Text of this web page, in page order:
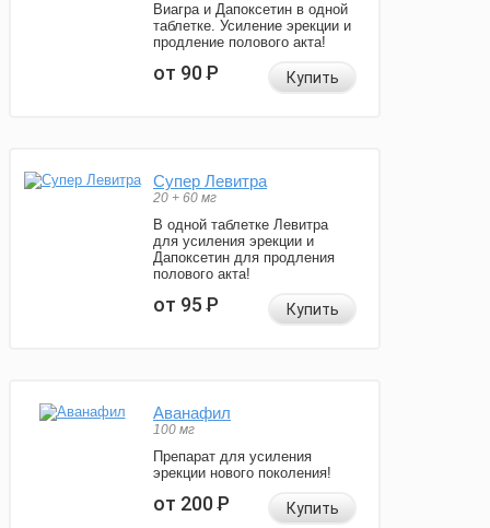
Виагра и Дапоксетин в одной
таблетке. Усиление эрекции и
продление полового акта!
от 90Р Купить
Супер Левитра
20 + 60 мг
В одной таблетке Левитра
для усиления эрекции и
Дапоксетин для продления
полового акта!
от 95Р Купить
Аванафил
100 мг
Препарат для усиления
эрекции нового поколения!
от 200Р Купить